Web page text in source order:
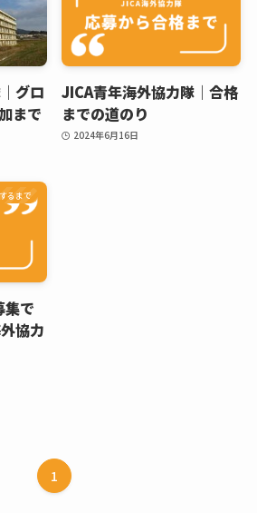
グロ
まで
JICA青年海外協力隊｜合格
までの道のり
2024年6月16日
るまで
集で
協力
1